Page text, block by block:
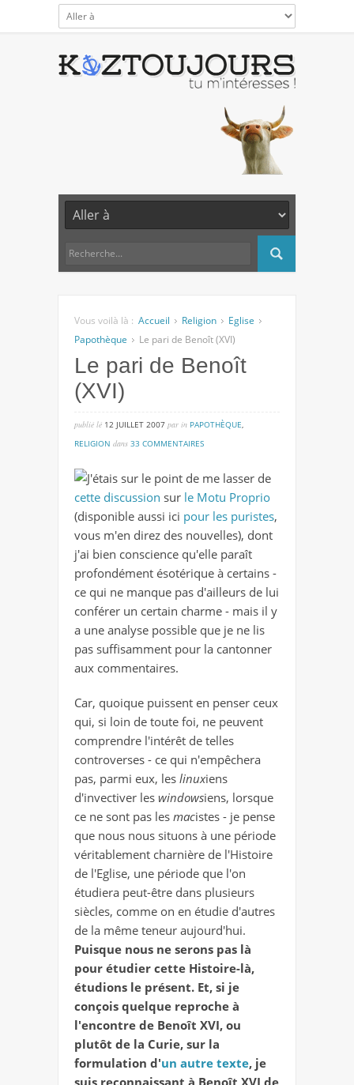
Vous voilà là : Accueil Religion
Eglise
Papothèque
Le pari de Benoît (XVI)
Le pari de Benoît
(XVI)
publié lé 12 JUILLET 2007 par in PAPOTHÈQUE
RELIGION dans 33 COMMENTAIRESsur
pari
de
benoît
(xvi)
J'étais sur le point de me lasser de
cette discussion sur le Motu Proprio
(disponible aussi ici pour les puristes,
vous m'en direz des nouvelles), dont
j'ai bien conscience qu'elle paraît
profondément ésotérique à certains -
ce qui ne manque pas d'ailleurs de lui
conférer un certain charme - mais il y
a une analyse possible que je ne lis
pas suffisamment pour la cantonner
aux commentaires.
Car, quoique puissent en penser ceux
qui, si loin de toute foi, ne peuvent
comprendre l'intérêt de telles
controverses - ce qui n'empêchera
pas, parmi eux, les linuxiens
d'invectiver les windowsiens, lorsque
ce ne sont pas les macistes - je pense
que nous nous situons à une période
véritablement charnière de l'Histoire
de l'Eglise, une période que l'on
étudiera peut-être dans plusieurs
siècles, comme on en étudie d'autres
de la même teneur aujourd'hui.
Puisque nous ne serons pas là
pour étudier cette Histoire-là,
étudions le présent. Et, si je
conçois quelque reproche à
l'encontre de Benoît XVI, ou
plutôt de la Curie, sur la
formulation d'un autre texte, je
suis reconnaissant à Benoît XVI de